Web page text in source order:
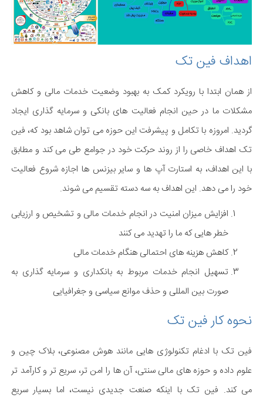
اهداف فین تک
از همان ابتدا با رویکرد کمک به بهبود وضعیت خدمات مالی و کاهش
مشکلات ما در حین انجام فعالیت های بانکی و سرمایه گذاری ایجاد
گردید. امروزه با تکامل و پیشرفت این حوزه می توان شاهد بود که، فین
تک اهداف خاصی را از روند حرکت خود در جوامع طی می کند و مطابق
با این اهداف، به استارت آپ ها و سایر بیزنس ها اجازه شروع فعالیت
خود را می دهد. این اهداف به سه دسته تقسیم می شوند.
افزایش میزان امنیت در انجام خدمات مالی و تشخیص و ارزیابی
خطر هایی که ما را تهدید می کنند
کاهش هزینه های احتمالی هنگام خدمات مالی
تسهیل انجام خدمات مربوط به بانکداری و سرمایه گذاری به
صورت بین المللی و حذف موانع سیاسی و جغرافیایی
نحوه کار فین تک
فین تک با ادغام تکنولوژی هایی مانند هوش مصنوعی، بلاک چین و
علوم داده و حوزه های مالی سنتی، آن ها را امن تر، سریع تر و کارآمد تر
می کند. فین تک با اینکه صنعت جدیدی نیست، اما بسیار سریع